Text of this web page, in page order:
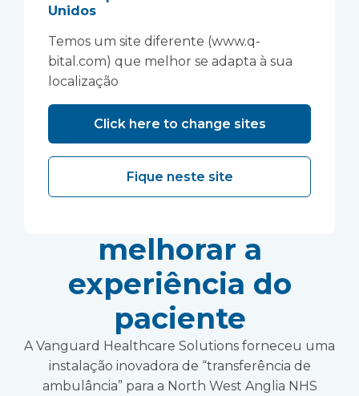
Uma instalação
inovadora de
“transferência de
ambulância” está
ajudando a North
West Anglia NHS
melhorar a
experiência do
paciente
A Vanguard Healthcare Solutions forneceu uma
instalação inovadora de “transferência de
ambulância” para a North West Anglia NHS
Unidos
Temos um site diferente (www.q-
bital.com) que melhor se adapta à sua
localização
Click here to change sites
Fique neste site